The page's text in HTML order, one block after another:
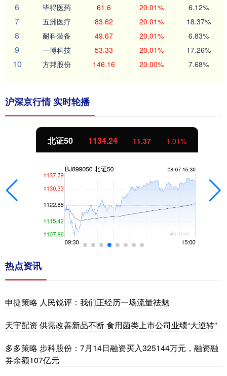
6 毕得医药 61.6 20.01% 6.12%
7 五洲医疗 83.62 20.01% 18.37%
8 耐科装备 49.67 20.01% 6.83%
9 一博科技 53.33 20.01% 17.26%
10 方邦股份 146.16 20.00% 7.68%
沪深京行情 实时轮播
北证50 1134.24 11.37 1.01%
热点资讯
申捷策略 人民锐评：我们正经历一场流量祛魅
天宇配资 供需改善新品不断 食用菌类上市公司业绩“大逆转”
多多策略 步科股份：7月14日融资买入325144万元，融资融
券余额107亿元